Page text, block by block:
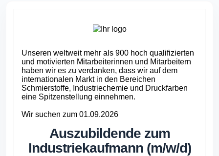
Unseren weltweit mehr als 900 hoch qualifizierten
und motivierten Mitarbeiterinnen und Mitarbeitern
haben wir es zu verdanken, dass wir auf dem
internationalen Markt in den Bereichen
Schmierstoffe, Industriechemie und Druckfarben
eine Spitzenstellung einnehmen.
Wir suchen zum 01.09.2026
Auszubildende zum
Industriekaufmann (m/w/d)